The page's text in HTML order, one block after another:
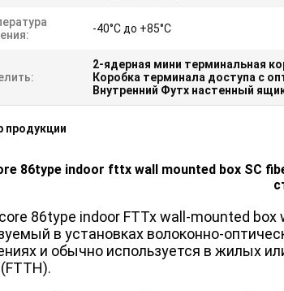
-40°C до +85°C
2-ядерная мини терминальная
Коробка терминала доступа с
Внутренний Футх настенный
продукции
86type indoor fttx wall mounted box SC
86type indoor FTTx wall-mounted
в установках волоконно-
и обычно используется в жилых